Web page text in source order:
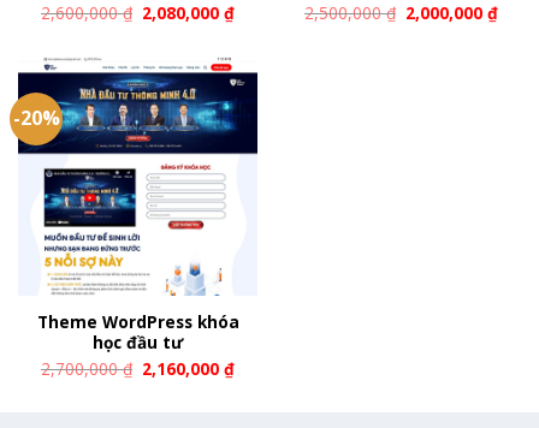
2,600,000₫ 2,080,000₫
2,500,000₫ 2,000,000₫
-20%
Theme WordPress khóa
học đầu tư
2,700,000₫ 2,160,000₫